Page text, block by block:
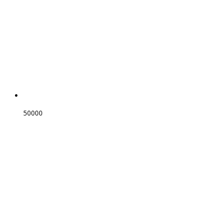
50000